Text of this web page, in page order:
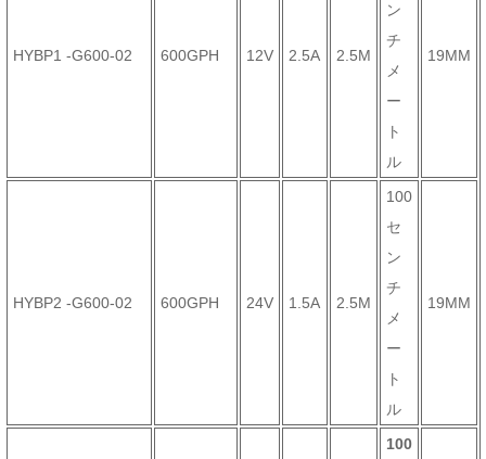
HYBP1 -G600-02 600GPH 12V 2.5A 2.5M
ン
チ
メ
ー
ト
ル
19MM
HYBP2 -G600-02 600GPH 24V 1.5A 2.5M
100
セ
ン
チ
メ
ー
ト
ル
19MM
100